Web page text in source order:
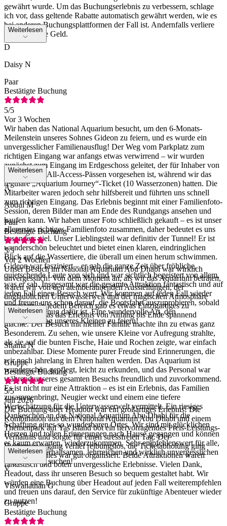
gewährt wurde. Um das Buchungserlebnis zu verbessern, schlage
ich vor, dass geltende Rabatte automatisch gewährt werden, wie es
bei anderen Buchungsplattformen der Fall ist. Andernfalls verliere
ich als Kunde Geld.
Weiterlesen
D
Daisy N
Paar
Bestätigte Buchung
5/5
Vor 3 Wochen
Wir haben das National Aquarium besucht, um den 6-Monats-
Meilenstein unseres Sohnes Gideon zu feiern, und es wurde ein
unvergesslicher Familienausflug! Der Weg vom Parkplatz zum
richtigen Eingang war anfangs etwas verwirrend – wir wurden
zunächst zum Eingang im Erdgeschoss geleitet, der für Inhaber von
Kombi- oder All-Access-Pässen vorgesehen ist, während wir das
reguläre „Aquarium Journey“-Ticket (10 Wasserzonen) hatten. Die
Mitarbeiter waren jedoch sehr hilfsbereit und führten uns schnell
zum richtigen Eingang. Das Erlebnis beginnt mit einer Familienfoto-
Session, deren Bilder man am Ende des Rundgangs ansehen und
kaufen kann. Wir haben unser Foto schließlich gekauft – es ist unser
allererstes richtiges Familienfoto zusammen, daher bedeutet es uns
besonders viel. Unser Lieblingsteil war definitiv der Tunnel! Er ist
wunderschön beleuchtet und bietet einen klaren, eindringlichen
Blick auf die Wassertiere, die überall um einen herum schwimmen.
Gideon war fasziniert – er gab die ganze Zeit über fröhliche,
quietschende Laute von sich und war sichtlich begeistert von allem,
was er sah. Insgesamt war die gesamte Attraktion fantastisch und auf
jeden Fall einen Besuch wert. Wir kommen auf jeden Fall wieder
und freuen uns schon darauf, die Bootsfahrt auszuprobieren, sobald
Gideon alt genug dafür ist. Eine wundervolle Art, den
Halbgeburtstag unseres Kleinen zu feiern!
Weiterlesen
A
Abdul M
Paar
Bestätigte Buchung
5/5
Vor 2 Wochen
Unser Besuch im National Aquarium Abu Dhabi war wirklich
unvergesslich! Von dem Moment an, als wir das Aquarium betraten,
waren wir von den atemberaubenden Ausstellungen, der
unglaublichen Unterwasserwelt und der magischen Atmosphäre
begeistert. In jedem Bereich gab es etwas Einzigartiges zu
entdecken, was das Erlebnis von Anfang bis Ende spannend
machte. Der Besuch mit meiner Familie machte ihn zu etwas ganz
Besonderem. Zu sehen, wie unsere Kleine vor Aufregung strahlte,
als sie auf die bunten Fische, Haie und Rochen zeigte, war einfach
unbezahlbar. Diese Momente purer Freude sind Erinnerungen, die
wir noch jahrelang in Ehren halten werden. Das Aquarium ist
wunderschön gepflegt, leicht zu erkunden, und das Personal war
während unseres gesamten Besuchs freundlich und zuvorkommend.
Es ist nicht nur eine Attraktion – es ist ein Erlebnis, das Familien
zusammenbringt, Neugier weckt und einem eine tiefere
Wertschätzung für die Unterwasserwelt vermittelt. Ein riesiges
Dankeschön an das National Aquarium Abu Dhabi für die
Schaffung eines so wunderbaren Ortes. Wir sind mit glücklichen
Herzen und tollen Erinnerungen nach Hause gegangen und können
es kaum erwarten, wiederzukommen. Sehr empfehlenswert für alle,
die einen unterhaltsamen, lehrreichen und wirklich unvergesslichen
Tagesausflug suchen!
Weiterlesen
S
Shama N
Gruppe
Bestätigte Buchung
5/5
Juli 2026
Die Buchung über Headout war ein großartiges Erlebnis! Die
Kombination aus dem National Aquarium Abu Dhabi und einem
Themenpark auf Yas Island bot ein hervorragendes Preis-Leistungs-
Verhältnis und sorgte für einen stressfreien Tag. Der
Buchungsvorgang verlief reibungslos, die Ticketabholung ging
schnell und alles war gut organisiert. Beide Attraktionen waren
fantastisch und boten unvergessliche Erlebnisse. Vielen Dank,
Headout, dass ihr unseren Besuch so bequem gestaltet habt. Wir
würden eine Buchung über Headout auf jeden Fall weiterempfehlen
und freuen uns darauf, den Service für zukünftige Abenteuer wieder
zu nutzen!
Weiterlesen
V
Viswanathan G
Gruppe
Bestätigte Buchung